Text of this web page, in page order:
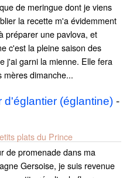
de meringue dont je viens
la recette m'a évidemment
préparer une pavlova, et
c'est la pleine saison des
j'ai garni la mienne. Elle fera
mères dimanche...
d'églantier (églantine) -
plats du Prince
de promenade dans ma
Gersoise, je suis revenue